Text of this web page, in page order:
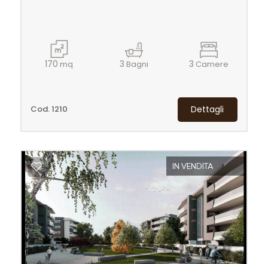
170 mq 3 Bagni 3 Camere
Cod. 1210 Dettagli
IN VENDITA
multiscelta
Balcone/Terrazzo
Ascensore
Arredato